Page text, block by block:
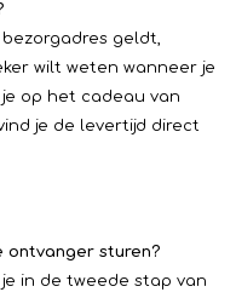
geldt,
wilt weten wanneer je
op het cadeau van
je de levertijd direct
ontvanger sturen?
in de tweede stap van